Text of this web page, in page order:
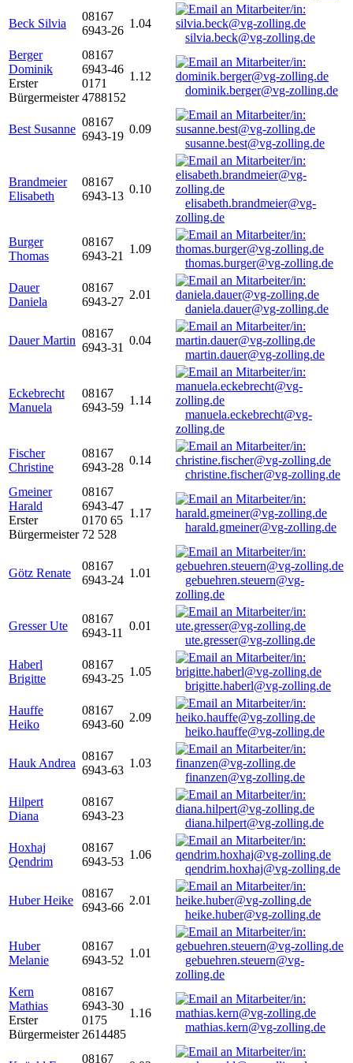
Beck Silvia
08167
6943-26
1.04
silvia.beck@vg-zolling.de
Berger
Dominik
Erster
Bürgermeister
08167
6943-46
0171
4788152
1.12
dominik.berger@vg-zolling.de
Best Susanne
08167
6943-19
0.09
susanne.best@vg-zolling.de
Brandmeier
Elisabeth
08167
6943-13
0.10
elisabeth.brandmeier@vg-
zolling.de
Burger
Thomas
08167
6943-21
1.09
thomas.burger@vg-zolling.de
Dauer
Daniela
08167
6943-27
2.01
daniela.dauer@vg-zolling.de
Dauer Martin
08167
6943-31
0.04
martin.dauer@vg-zolling.de
Eckebrecht
Manuela
08167
6943-59
1.14
manuela.eckebrecht@vg-
zolling.de
Fischer
Christine
08167
6943-28
0.14
christine.fischer@vg-zolling.de
Gmeiner
Harald
Erster
Bürgermeister
08167
6943-47
0170 65
72 528
1.17
harald.gmeiner@vg-zolling.de
Götz Renate
08167
6943-24
1.01
gebuehren.steuern@vg-
zolling.de
Gresser Ute
08167
6943-11
0.01
ute.gresser@vg-zolling.de
Haberl
Brigitte
08167
6943-25
1.05
brigitte.haberl@vg-zolling.de
Hauffe
Heiko
08167
6943-60
2.09
heiko.hauffe@vg-zolling.de
Hauk Andrea
08167
6943-63
1.03
finanzen@vg-zolling.de
Hilpert
Diana
08167
6943-23
diana.hilpert@vg-zolling.de
Hoxhaj
Qendrim
08167
6943-53
1.06
qendrim.hoxhaj@vg-zolling.de
Huber Heike
08167
6943-66
2.01
heike.huber@vg-zolling.de
Huber
Melanie
08167
6943-52
1.01
gebuehren.steuern@vg-
zolling.de
Kern
Mathias
Erster
Bürgermeister
08167
6943-30
0175
2614485
1.16
mathias.kern@vg-zolling.de
08167